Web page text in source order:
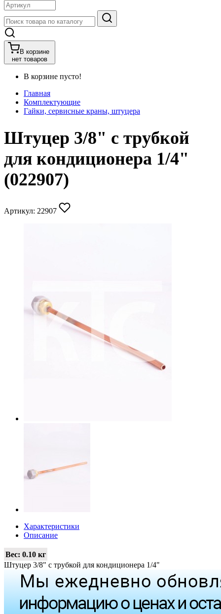
В корзине
нет товаров
В корзине пусто!
Главная
Комплектующие
Гайки, сервисные краны, штуцера
Штуцер 3/8" с трубкой
для кондиционера 1/4"
(022907)
Артикул: 22907
Характеристики
Описание
Вес: 0.10 кг
Штуцер 3/8" с трубкой для кондиционера 1/4"